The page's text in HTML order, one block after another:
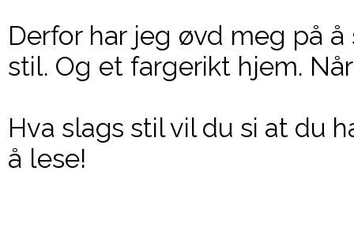
Derfor har jeg øvd meg på
stil. Og et fargerikt hjem.
Hva slags stil vil du si at du
å lese!